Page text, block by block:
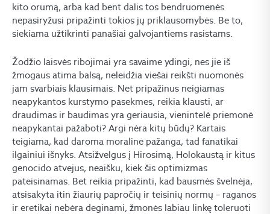
kito orumą, arba kad bent dalis tos bendruomenės
nepasiryžusi pripažinti tokios jų priklausomybės. Be to,
siekiama užtikrinti panašiai galvojantiems rasistams.
Žodžio laisvės ribojimai yra savaime ydingi, nes jie iš
žmogaus atima balsą, neleidžia viešai reikšti nuomonės
jam svarbiais klausimais. Net pripažinus neigiamas
neapykantos kurstymo pasekmes, reikia klausti, ar
draudimas ir baudimas yra geriausia, vienintelė priemonė
neapykantai pažaboti? Argi nėra kitų būdų? Kartais
teigiama, kad daroma moralinė pažanga, tad fanatikai
ilgainiui išnyks. Atsižvelgus į Hirosimą, Holokaustą ir kitus
genocido atvejus, neaišku, kiek šis optimizmas
pateisinamas. Bet reikia pripažinti, kad bausmės švelnėja,
atsisakyta itin žiaurių papročių ir teisinių normų – raganos
ir eretikai nebėra deginami, žmonės labiau linkę toleruoti